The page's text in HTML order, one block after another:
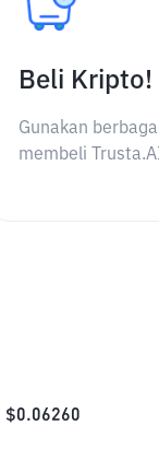
Beli Kripto!
Gunakan
membeli
$0.06260